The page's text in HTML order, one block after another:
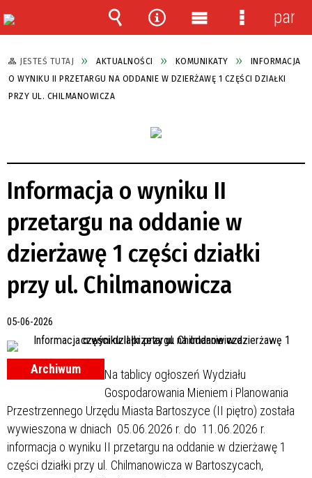
JESTEŚ TUTAJ AKTUALNOŚCI KOMUNIKATY
INFORMACJA
O WYNIKU II PRZETARGU NA ODDANIE W DZIERŻAWĘ 1 CZĘŚCI DZIAŁKI
PRZY UL. CHILMANOWICZA
Informacja o wyniku II
przetargu na oddanie w
dzierżawę 1 części działki
przy ul. Chilmanowicza
05-06-2026
Archiwum
Na tablicy ogłoszeń Wydziału
Gospodarowania Mieniem i Planowania
Przestrzennego Urzędu Miasta Bartoszyce (II piętro) została
wywieszona w dniach 05.06.2026 r. do 11.06.2026 r.
informacja o wyniku II przetargu na oddanie w dzierżawę 1
części działki przy ul. Chilmanowicza w Bartoszycach,
Wyszukiwarka
Narzędzia
Menu
główne
Menu
panel